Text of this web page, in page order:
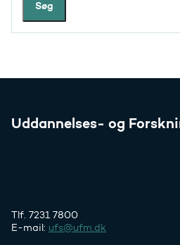
Søg
Uddannelses- og
Tlf. 7231 7800
E-mail: ufs@ufm.dk